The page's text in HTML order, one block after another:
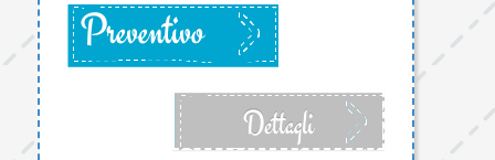
Preventivo
Dettagli